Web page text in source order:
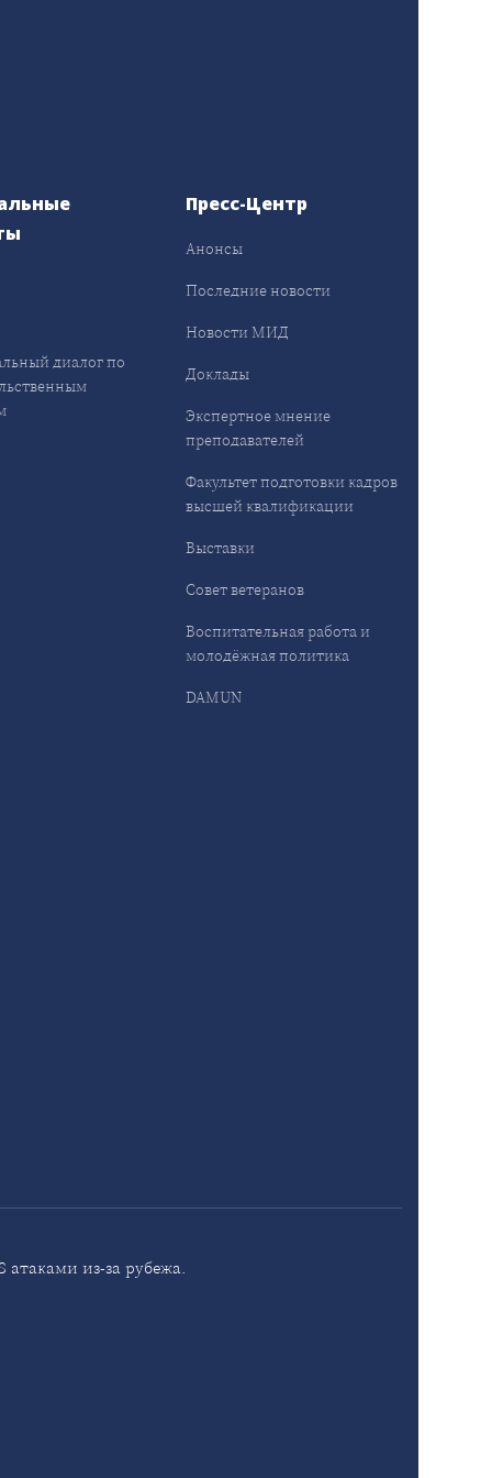
диалог по
Пресс-Центр
Анонсы
Последние новости
Новости МИД
Доклады
Экспертное мнение
преподавателей
Факультет подготовки кадров
высшей квалификации
Выставки
Совет ветеранов
Воспитательная работа и
молодёжная политика
DAMUN
из-за рубежа.